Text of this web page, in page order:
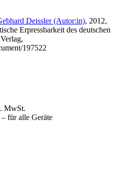
Deissler (Autor:in), 2012,
Erpressbarkeit des deutschen
197522
MwSt.
für alle Geräte